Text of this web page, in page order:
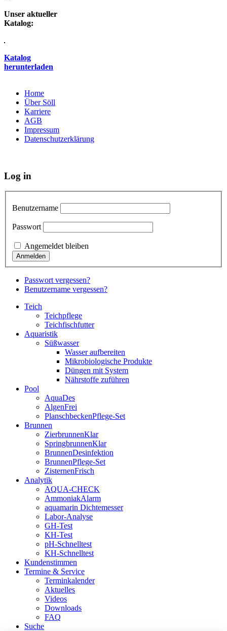
Unser aktueller
Katalog:
Katalog
herunterladen
Home
Über Söll
Karriere
AGB
Impressum
Datenschutzerklärung
Log in
Benutzername
Passwort
Angemeldet bleiben
Passwort vergessen?
Benutzername vergessen?
Teich
Teichpflege
Teichfischfutter
Aquaristik
Süßwasser
Wasser aufbereiten
Mikrobiologische Produkte
Düngen mit System
Nährstoffe zuführen
Pool
AquaDes
AlgenFrei
PlanschbeckenPflege-Set
Brunnen
ZierbrunnenKlar
SpringbrunnenKlar
BrunnenDesinfektion
BrunnenPflege-Set
ZisternenFrisch
Analytik
AQUA-CHECK
AmmoniakAlarm
aquamarin Dichtemesser
Labor-Analyse
GH-Test
KH-Test
pH-Schnelltest
KH-Schnelltest
Kundenstimmen
Termine & Service
Terminkalender
Aktuelles
Videos
Downloads
FAQ
Suche